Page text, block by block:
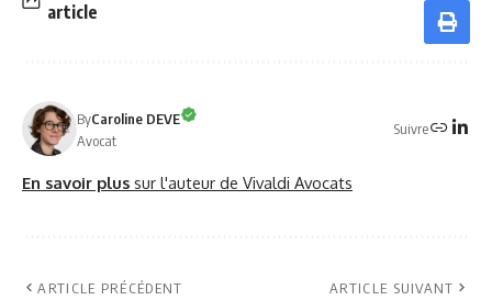
article
ByCaroline DEVE
Avocat
Suivre
En savoir plus sur l'auteur de Vivaldi Avocats
ARTICLE PRÉCÉDENT ARTICLE SUIVANT